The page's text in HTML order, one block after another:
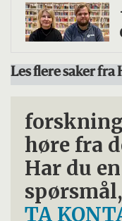
Les flere saker
høre fra
Har du
TA